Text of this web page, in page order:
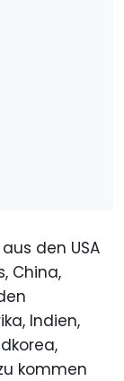
den USA
China,
Indien,
kommen